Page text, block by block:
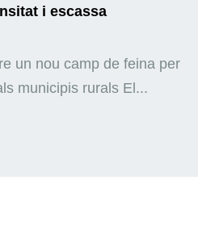
i escassa
un nou camp de feina per
municipis rurals El...